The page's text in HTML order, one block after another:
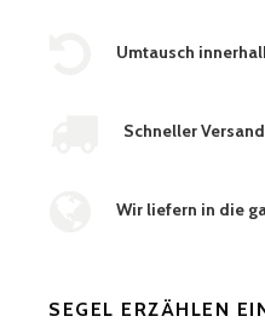
Umtausch
Schneller Versand
Wir liefern in die
SEGEL ERZÄHLEN